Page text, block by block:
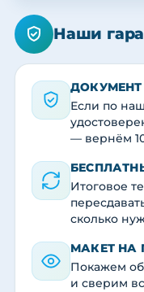
Наши
ДОКУМЕНТ
Если по
— вернём
Итоговое
сколько
МАКЕТ НА
Покажем
и сверим